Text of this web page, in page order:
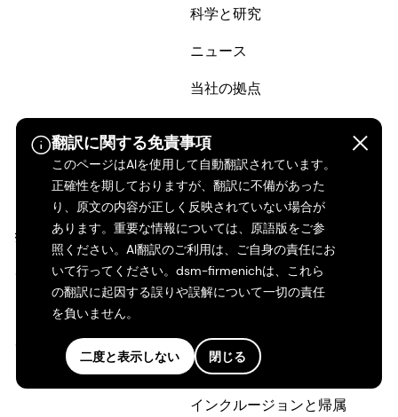
翻訳に関する免責事項
このページはAIを使用して自動翻訳されています。
正確性を期しておりますが、翻訳に不備があった
り、原文の内容が正しく反映されていない場合が
あります。重要な情報については、原語版をご参
照ください。AI翻訳のご利用は、ご自身の責任にお
いて行ってください。dsm-firmenichは、これら
の翻訳に起因する誤りや誤解について一切の責任
を負いません。
二度と表示しない 閉じる
科学と研究
ニュース
当社の拠点
サプライヤー
お問い合せ
投資家
履歴情報
DSMについて
Shares & ADRs
採用情報
なぜdsm-firmenichで働
くのか？
キャリアストーリー
インクルージョンと帰属